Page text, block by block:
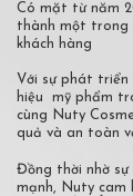
Có mặt từ năm
thành một trong
khách hàng
Với sự phát triển
hiệu mỹ phẩm
cùng Nuty
quả và an toàn
Đồng thời nhờ
mạnh, Nuty cam